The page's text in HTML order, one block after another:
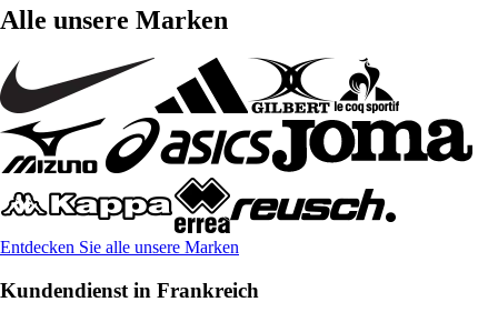
Alle unsere Marken
Entdecken Sie alle unsere Marken
Kundendienst in Frankreich